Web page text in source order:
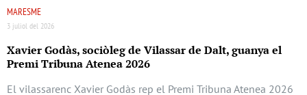
MARESME
3 juliol del 2026
Xavier Godàs, sociòleg de Vilassar de Dalt, guanya el
Premi Tribuna Atenea 2026
El vilassarenc Xavier Godàs rep el Premi Tribuna Atenea 2026